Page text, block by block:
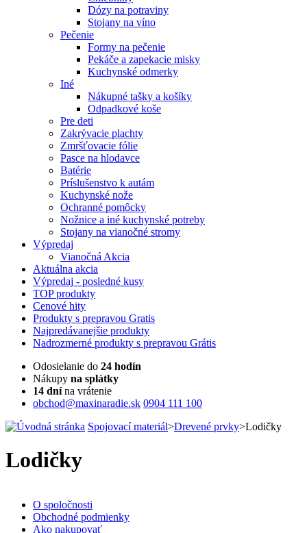
Dózy na potraviny
Stojany na víno
Pečenie
Formy na pečenie
Pekáče a zapekacie misky
Kuchynské odmerky
Iné
Nákupné tašky a košíky
Odpadkové koše
Pre deti
Zakrývacie plachty
Zmršťovacie fólie
Pasce na hlodavce
Batérie
Príslušenstvo k autám
Kuchynské nože
Ochranné pomôcky
Nožnice a iné kuchynské potreby
Stojany na vianočné stromy
Výpredaj
Vianočná Akcia
Aktuálna akcia
Výpredaj - posledné kusy
TOPprodukty
Cenové hity
Produkty s prepravou Gratis
Najpredávanejšie produkty
Nadrozmerné produkty s prepravou Grátis
Odosielanie do 24 hodín
Nákupy na splátky
14 dnína vrátenie
obchod@maxinaradie.sk 0904 111 100
Spojovací materiál>Drevené prvky>Lodičky
Lodičky
O spoločnosti
Obchodné podmienky
Ako nakupovať